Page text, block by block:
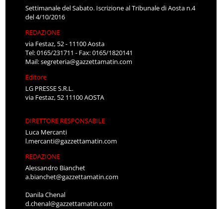
Settimanale del Sabato. Iscrizione al Tribunale di Aosta n.4
del 4/10/2016
REDAZIONE
via Festaz, 52 - 11100 Aosta
Tel: 0165/231711 - Fax: 0165/1820141
Mail:segreteria@gazzettamatin.com
Editore
LG PRESSE S.R.L.
via Festaz, 52 11100 AOSTA
DIRETTORE RESPONSABILE
Luca Mercanti
l.mercanti@gazzettamatin.com
REDAZIONE
Alessandro Bianchet
a.bianchet@gazzettamatin.com
Danila Chenal
d.chenal@gazzettamatin.com